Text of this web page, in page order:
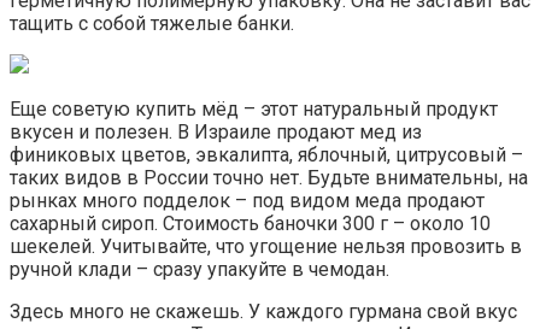
тащить с собой тяжелые банки.
Еще советую купить мёд – этот натуральный продукт
вкусен и полезен. В Израиле продают мед из
финиковых цветов, эвкалипта, яблочный, цитрусовый –
таких видов в России точно нет. Будьте внимательны, на
рынках много подделок – под видом меда продают
сахарный сироп. Стоимость баночки 300 г – около 10
шекелей. Учитывайте, что угощение нельзя провозить в
ручной клади – сразу упакуйте в чемодан.
Здесь много не скажешь. У каждого гурмана свой вкус